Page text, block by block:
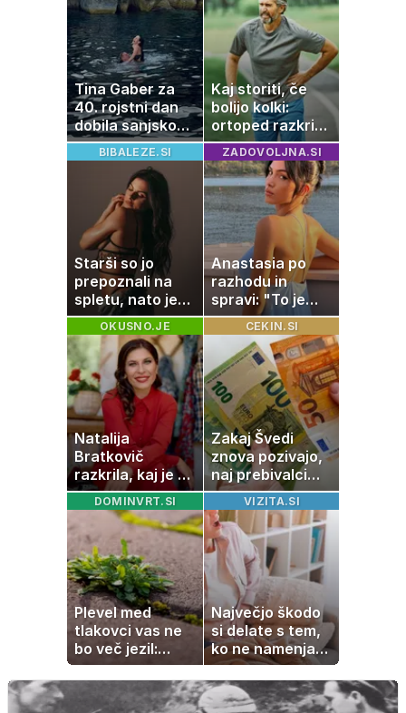
Tina Gaber za
40. rojstni dan
dobila sanjsko
darilo
Kaj storiti, če
bolijo kolki:
ortoped razkriva
preproste trike
za zmanjšanje
bolečine
BIBALEZE.SI
Starši so jo
prepoznali na
spletu, nato je
ostala brez
službe
ZADOVOLJNA.SI
Anastasia po
razhodu in
spravi: "To je
največja
napaka, ki jo
naredimo v jezi"
OKUSNO.JE
Natalija
Bratkovič
razkrila, kaj je po
40. letu črtala z
jedilnika
CEKIN.SI
Zakaj Švedi
znova pozivajo,
naj prebivalci
hranijo gotovino
doma?
DOMINVRT.SI
Plevel med
tlakovci vas ne
bo več jezil:
pomagajo vam
stvari, ki jih
imate v kuhinji
VIZITA.SI
Največjo škodo
si delate s tem,
ko ne namenjate
pozornosti
prebavi